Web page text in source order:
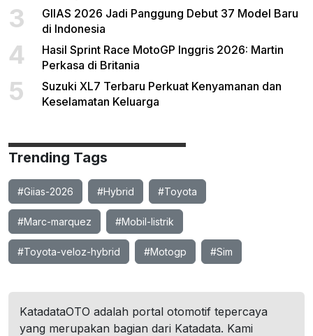
3
GIIAS 2026 Jadi Panggung Debut 37 Model Baru
di Indonesia
4
Hasil Sprint Race MotoGP Inggris 2026: Martin
Perkasa di Britania
5
Suzuki XL7 Terbaru Perkuat Kenyamanan dan
Keselamatan Keluarga
Trending Tags
#Giias-2026 #Hybrid #Toyota
#Marc-marquez #Mobil-listrik
#Toyota-veloz-hybrid #Motogp #Sim
KatadataOTO adalah portal otomotif tepercaya
yang merupakan bagian dari Katadata. Kami